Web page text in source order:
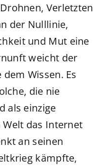
Verletzten
der Nulllinie,
und Mut eine
weicht der
Wissen. Es
die nie
als einzige
das Internet
an seinen
kämpfte,